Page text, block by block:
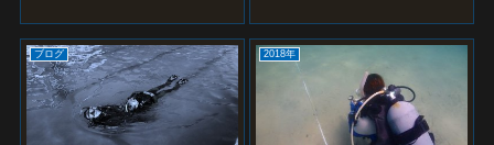
度 講習初日 ...
ブログ 2018年